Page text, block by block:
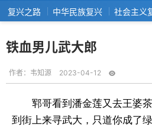
复兴之路 中华民族复兴 社会主义
铁血男儿武大郎
作者： 韦知源 2023-04-12
郓哥看到潘金莲又去王婆
到街上来寻武大，只道你成了